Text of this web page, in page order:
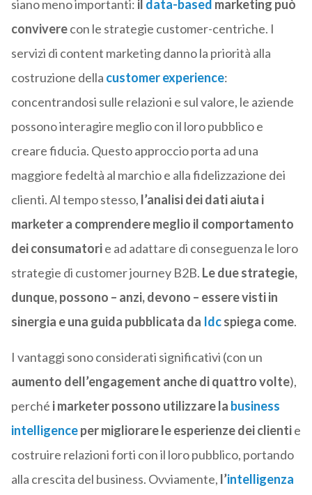
siano meno importanti: il data-based marketing può
conviverecon le strategie customer-centriche. I
servizi di content marketing danno la priorità alla
costruzione della customer experience:
concentrandosi sulle relazioni e sul valore, le aziende
possono interagire meglio con il loro pubblico e
creare fiducia. Questo approccio porta ad una
maggiore fedeltà al marchio e alla fidelizzazione dei
clienti. Al tempo stesso, l’analisi dei dati aiuta i
marketer a comprendere meglio il comportamento
dei consumatorie ad adattare di conseguenza le loro
strategie di customer journey B2B. Le due strategie,
dunque, possono – anzi, devono – essere visti in
sinergia e una guida pubblicata da Idcspiega come.
I vantaggi sono considerati significativi (con un
aumento dell’engagement anche di quattro volte),
perché i marketer possono utilizzare la business
intelligenceper migliorare le esperienze dei clientie
costruire relazioni forti con il loro pubblico, portando
alla crescita del business. Ovviamente, l’intelligenza